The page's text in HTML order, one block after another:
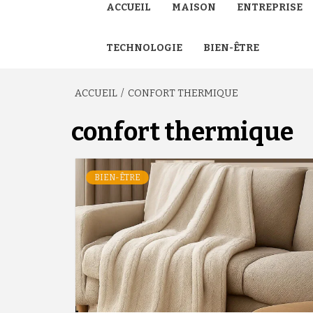
ACCUEIL MAISON ENTREPRISE
TECHNOLOGIE BIEN-ÊTRE
ACCUEIL CONFORT THERMIQUE
confort thermique
BIEN-ÊTRE